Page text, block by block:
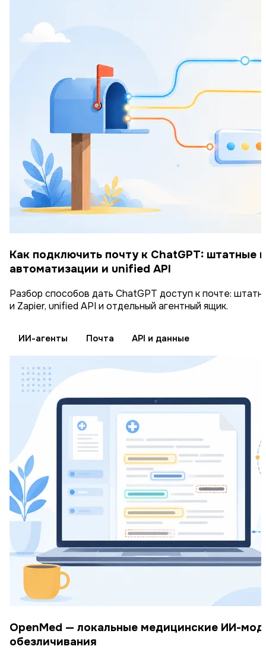
Как подключить почту к ChatGPT: штатные
автоматизации и unified API
Разбор способов дать ChatGPT доступ к почте:
и Zapier, unified API и отдельный агентный ящик.
ИИ-агенты Почта API и данные
OpenMed — локальные медицинские ИИ-
обезличивания